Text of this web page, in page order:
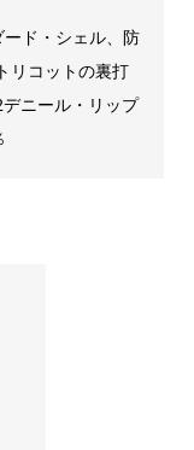
ド・シェル、防
リコットの裏打
ニール・リップ